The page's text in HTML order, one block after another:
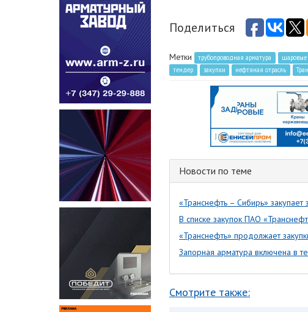
Поделиться
Метки трубопроводная арматура шаровые
тендер
закупки нефтяная отрасль
Новости по теме
«Транснефть – Сибирь»
В списке закупок ПАО
«Транснефть» продолжает
Запорная арматура включена в
Смотрите также: